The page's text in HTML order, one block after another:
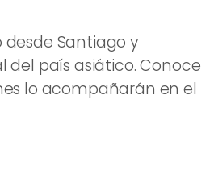
desde Santiago y
del país asiático. Conoce
lo acompañarán en el